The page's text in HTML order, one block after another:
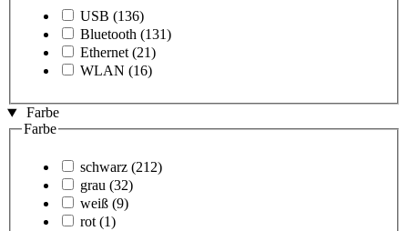
USB (136)
Bluetooth (131)
Ethernet (21)
WLAN (16)
Farbe
Farbe
schwarz (212)
grau (32)
weiß (9)
rot (1)